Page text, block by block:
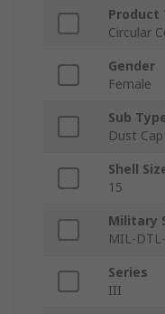
Product
Circular
Gender
Female
Sub
Dust Cap
Shell
15
Military
MIL-
Series
III